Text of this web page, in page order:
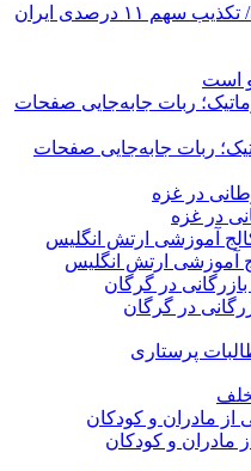
عراقچی: توافق با عمان نزدیک است/ تکذیب سهم ۱۱ درصدی ایران
است
ربات جابه‌جایی صفحات
در غزه
آموزشی ارتش انگلیس
پرستاری
مادران و کودکان